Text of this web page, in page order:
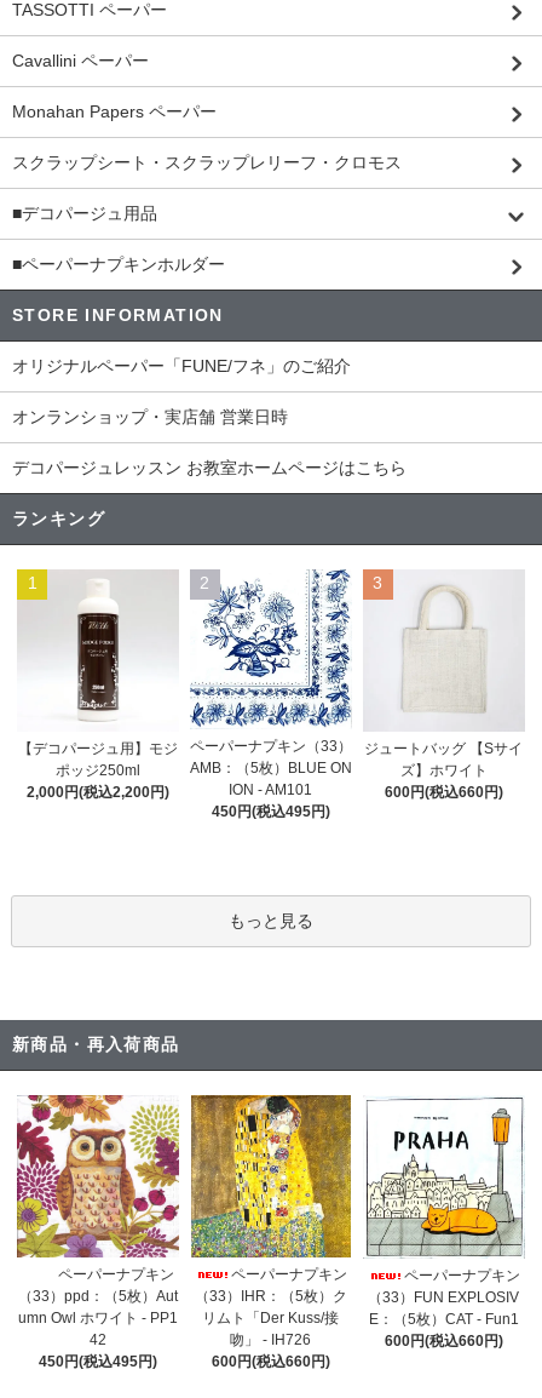
TASSOTTI ペーパー
Cavallini ペーパー
Monahan Papers ペーパー
スクラップシート・スクラップレリーフ・クロモス
■デコパージュ用品
■ペーパーナプキンホルダー
STORE INFORMATION
オリジナルペーパー「FUNE/フネ」のご紹介
オンランショップ・実店舗 営業日時
デコパージュレッスン お教室ホームページはこちら
ランキング
1
【デコパージュ用】モジ
ポッジ250ml
2,000円(税込2,200円)
2
ペーパーナプキン（33）
AMB：（5枚）BLUE ON
ION - AM101
450円(税込495円)
3
ジュートバッグ 【Sサイ
ズ】ホワイト
600円(税込660円)
もっと見る
新商品・再入荷商品
ペーパーナプキン
（33）ppd：（5枚）Aut
umn Owl ホワイト - PP1
42
450円(税込495円)
ペーパーナプキン
（33）IHR：（5枚）ク
リムト「Der Kuss/接
吻」 - IH726
600円(税込660円)
ペーパーナプキン
（33）FUN EXPLOSIV
E：（5枚）CAT - Fun1
600円(税込660円)